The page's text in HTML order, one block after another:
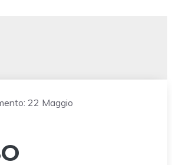
22 Maggio